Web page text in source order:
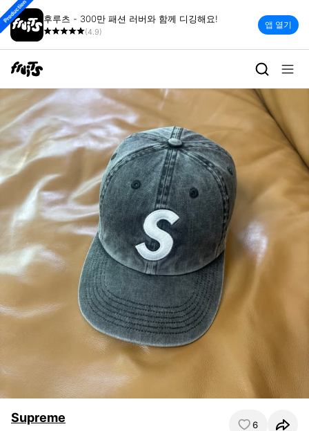
후루츠 - 300만 패션 러버와 함께 디깅해요!
(4.9)
앱 열기
Supreme 6
Production